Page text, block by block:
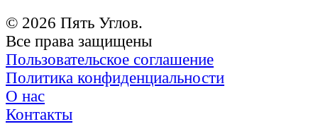
© 2026 Пять Углов.
Все права защищены
Пользовательское соглашение
Политика конфиденциальности
О нас
Контакты